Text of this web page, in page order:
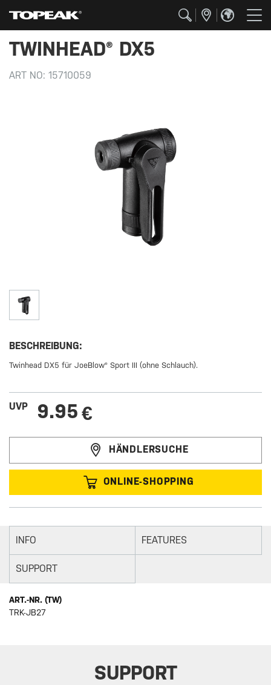
TWINHEAD® DX5
ART NO: 15710059
BESCHREIBUNG:
Twinhead DX5 für JoeBlow® Sport III (ohne Schlauch).
UVP 9.95 €
HÄNDLERSUCHE
ONLINE-SHOPPING
INFO FEATURES
SUPPORT
ART.-NR. (TW)
TRK-JB27
SUPPORT